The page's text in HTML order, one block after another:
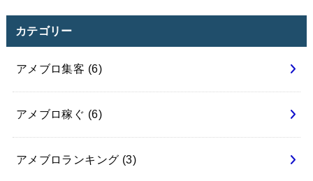
カテゴリー
アメブロ集客 (6)
アメブロ稼ぐ (6)
アメブロランキング (3)